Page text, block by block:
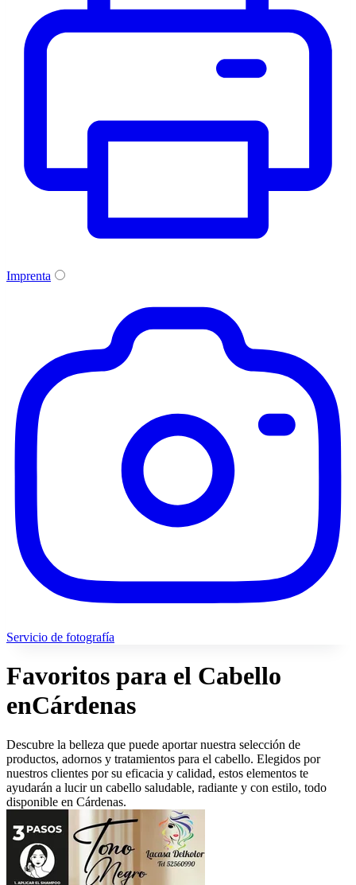
Imprenta
Servicio de fotografía
Favoritos para el Cabello
enCárdenas
Descubre la belleza que puede aportar nuestra selección de
productos, adornos y tratamientos para el cabello. Elegidos por
nuestros clientes por su eficacia y calidad, estos elementos te
ayudarán a lucir un cabello saludable, radiante y con estilo, todo
disponible en Cárdenas.